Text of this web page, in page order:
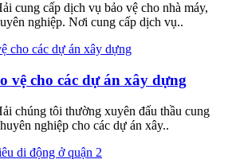
cung cấp dịch vụ bảo vệ cho nhà máy,
nghiệp. Nơi cung cấp dịch vụ..
vệ cho các dự án xây dựng
chúng tôi thường xuyên đấu thầu cung
nghiệp cho các dự án xây..